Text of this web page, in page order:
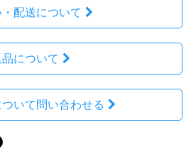
配送について
について
いて問い合わせる